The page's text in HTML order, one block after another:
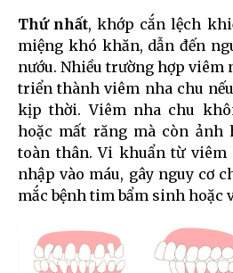
Thứ nhất, khớp cắn lệch
miệng khó khăn, dẫn đến
nướu. Nhiều trường hợp viêm
triển thành viêm nha chu
kịp thời. Viêm nha chu
hoặc mất răng mà còn ảnh
toàn thân. Vi khuẩn từ viêm
nhập vào máu, gây nguy cơ
mắc bệnh tim bẩm sinh hoặc